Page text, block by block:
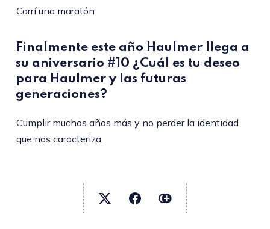
Corrí una maratón
Finalmente este año Haulmer llega a
su aniversario #10 ¿Cuál es tu deseo
para Haulmer y las futuras
generaciones?
Cumplir muchos años más y no perder la identidad
que nos caracteriza.